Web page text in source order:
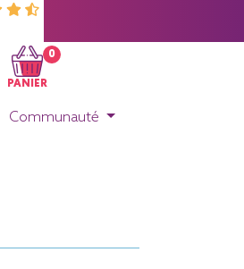
0
PANIER
Communauté